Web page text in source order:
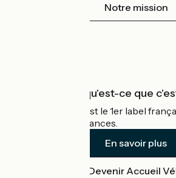
Notre mission
Accueil Vélo qu'est-ce que
Accueil Vélo c'est le 1er label
cyclistes en vacances.
En savoir plus
Devenir Accueil